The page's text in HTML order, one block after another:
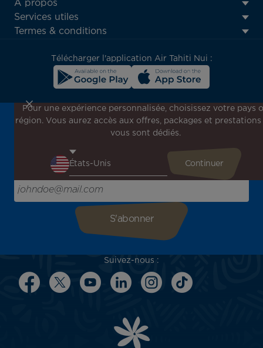
ATN:
Footer
menu
A propos
Services utiles
Termes & conditions
Télécharger l'application Air Tahiti Nui :
Inscrivez-vous à notre newsletter !
Recevez en avant-première toutes nos offres spéciales et
l'inspiration pour votre prochain voyage !
Saisissez votre adresse e-mail ici
Suivez-nous :
Pour une expérience personnalisée, choisissez votre pays
région. Vous aurez accès aux offres, packages et prestations
vous sont dédiés.